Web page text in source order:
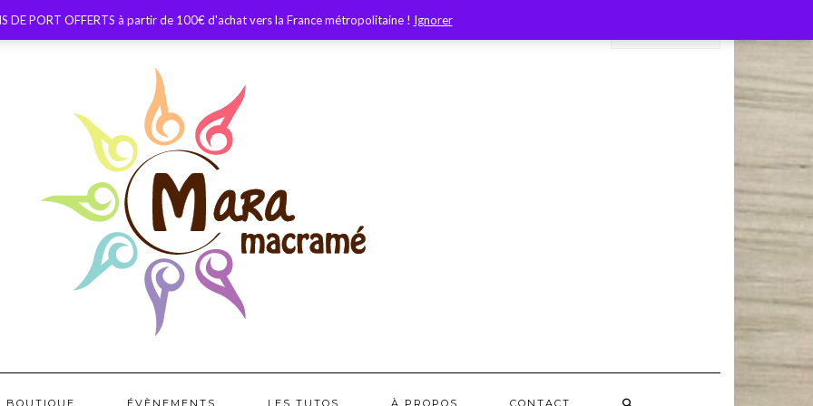
DE PORT OFFERTS à partir de 100€ d'achat vers la France métropolitaine ! Ignorer
BOUTIQUE ÉVÈNEMENTS LES TUTOS À PROPOS CONTACT